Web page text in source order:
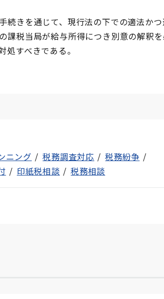
きを通じて、現行法の下での適法かつ
課税当局が給与所得につき別意の解釈を
すべきである。
ニング 税務調査対応
税務紛争
印紙税相談 税務相談